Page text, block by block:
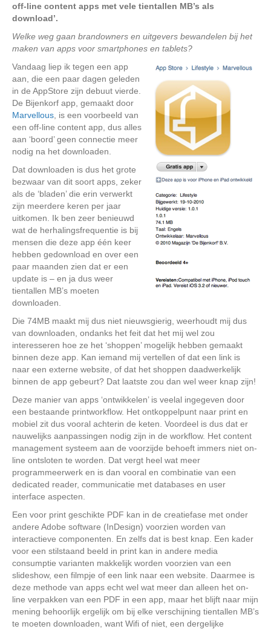
off-line content apps met vele tientallen MB’s als
download’.
Welke weg gaan brandowners en uitgevers bewandelen bij het
maken van apps voor smartphones en tablets?
Vandaag liep ik tegen een app
aan, die een paar dagen geleden
in de AppStore zijn debuut vierde.
De Bijenkorf app, gemaakt door
Marvellous , is een voorbeeld van
een off-line content app, dus alles
aan ‘boord’ geen connectie meer
nodig na het downloaden.
Dat downloaden is dus het grote
bezwaar van dit soort apps, zeker
als de ‘bladen’ die erin verwerkt
zijn meerdere keren per jaar
uitkomen. Ik ben zeer benieuwd
wat de herhalingsfrequentie is bij
mensen die deze app één keer
hebben gedownload en over een
paar maanden zien dat er een
update is – en ja dus weer
tientallen MB’s moeten
downloaden.
Die 74MB maakt mij dus niet nieuwsgierig, weerhoudt mij dus
van downloaden, ondanks het feit dat het mij wel zou
interesseren hoe ze het ‘shoppen’ mogelijk hebben gemaakt
binnen deze app. Kan iemand mij vertellen of dat een link is
naar een externe website, of dat het shoppen daadwerkelijk
binnen de app gebeurt? Dat laatste zou dan wel weer knap zijn!
Deze manier van apps ‘ontwikkelen’ is veelal ingegeven door
een bestaande printworkflow. Het ontkoppelpunt naar print en
mobiel zit dus vooral achterin de keten. Voordeel is dus dat er
nauwelijks aanpassingen nodig zijn in de workflow. Het content
management systeem aan de voorzijde behoeft immers niet on-
line ontsloten te worden. Dat vergt heel wat meer
programmeerwerk en is dan vooral en combinatie van een
dedicated reader, communicatie met databases en user
interface aspecten.
Een voor print geschikte PDF kan in de creatiefase met onder
andere Adobe software (InDesign) voorzien worden van
interactieve componenten. En zelfs dat is best knap. Een kader
voor een stilstaand beeld in print kan in andere media
consumptie varianten makkelijk worden voorzien van een
slideshow, een filmpje of een link naar een website. Daarmee is
deze methode van apps echt wel wat meer dan alleen het on-
line verpakken van een PDF in een app, maar het blijft naar mijn
mening behoorlijk ergelijk om bij elke verschijning tientallen MB’s
te moeten downloaden, want Wifi of niet, een dergelijke